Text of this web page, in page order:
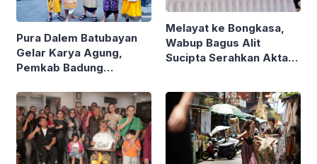
Pura Dalem Batubayan
Gelar Karya Agung,
Pemkab Badung
Melayat ke Bongkasa,
Wabup Bagus Alit
Sucipta Serahkan Akta